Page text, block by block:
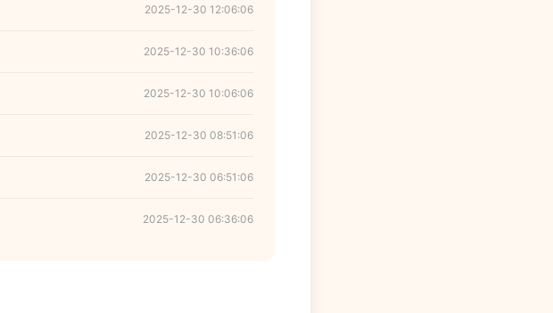
2025-12-30 12:06:06
2025-12-30 10:36:06
2025-12-30 10:06:06
2025-12-30 08:51:06
2025-12-30 06:51:06
2025-12-30 06:36:06